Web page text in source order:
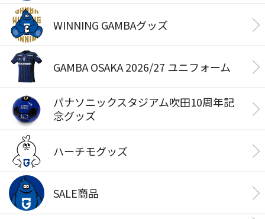
WINNING GAMBAグッズ
GAMBA OSAKA 2026/27 ユニフォーム
パナソニックスタジアム吹田10周年記
念グッズ
ハーチモグッズ
SALE商品